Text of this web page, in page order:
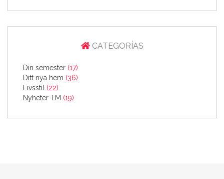
CATEGORÍAS
Din semester (17)
Ditt nya hem (36)
Livsstil (22)
Nyheter TM (19)